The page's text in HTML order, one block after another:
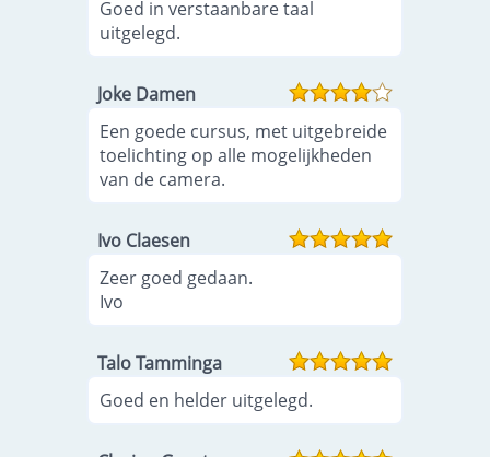
Goed in verstaanbare taal
uitgelegd.
Joke Damen
Een goede cursus, met uitgebreide
toelichting op alle mogelijkheden
van de camera.
Ivo Claesen
Zeer goed gedaan.
Ivo
Talo Tamminga
Goed en helder uitgelegd.